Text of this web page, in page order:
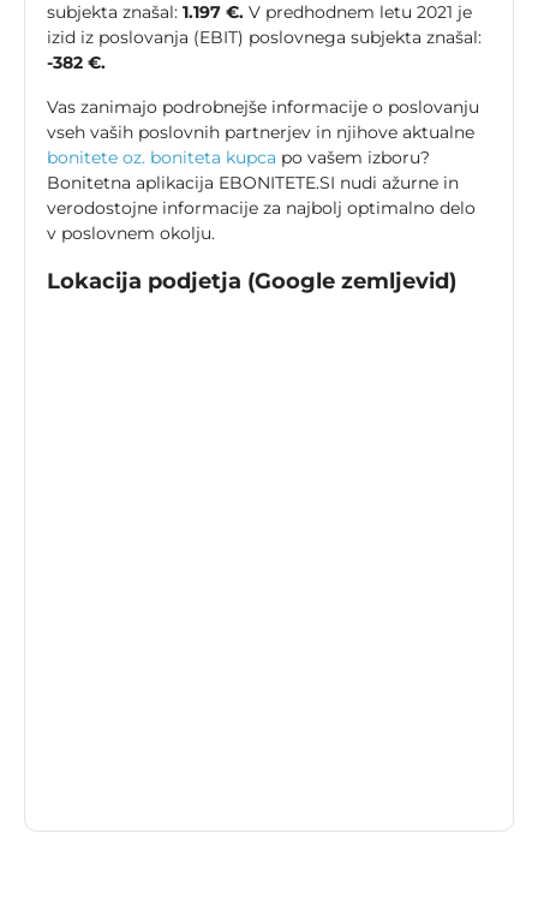
subjekta znašal: 1.197 €. V predhodnem letu 2021 je
izid iz poslovanja (EBIT) poslovnega subjekta znašal:
-382 €.
Vas zanimajo podrobnejše informacije o poslovanju
vseh vaših poslovnih partnerjev in njihove aktualne
bonitete oz. boniteta kupca po vašem izboru?
Bonitetna aplikacija EBONITETE.SI nudi ažurne in
verodostojne informacije za najbolj optimalno delo
v poslovnem okolju.
Lokacija podjetja (Google zemljevid)